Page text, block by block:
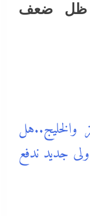
ظل ضعف
والخليج..هل
جديد ندفع